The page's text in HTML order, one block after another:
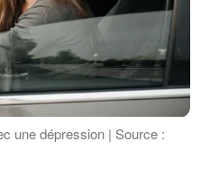
une dépression | Source :